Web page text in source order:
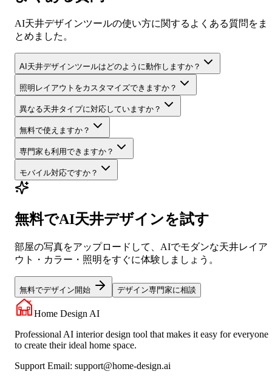
AI天井デザインツールの使い方に関するよくある質問をま
とめました。
AI天井デザインツールはどのように動作しますか？
照明レイアウトをカスタマイズできますか？
異なる天井タイプに対応していますか？
無料で使えますか？
専門家も利用できますか？
モバイル対応ですか？
無料でAI天井デザインを試す
部屋の写真をアップロードして、AIでモダンな天井レイア
ウト・カラー・照明をすぐに体験しましょう。
無料でデザイン開始 デザイン専門家に相談
Home Design AI
Professional AI interior design tool that makes it easy for everyone
to create their ideal home space.
Support Email: support@home-design.ai